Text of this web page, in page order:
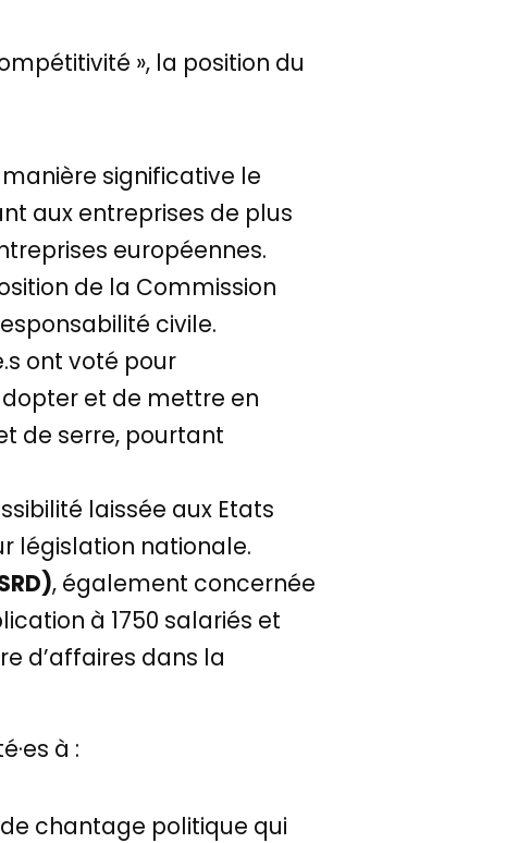
», la position du
significative le
aux entreprises de plus
européennes.
de la Commission
civile.
ont voté pour
et de mettre en
de serre, pourtant
laissée aux Etats
législation nationale.
, également concernée
à 1750 salariés et
d’affaires dans la
à :
chantage politique qui